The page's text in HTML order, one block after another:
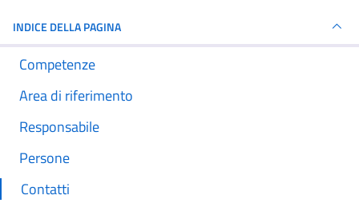
INDICE DELLA PAGINA
Competenze
Area di riferimento
Responsabile
Persone
Contatti